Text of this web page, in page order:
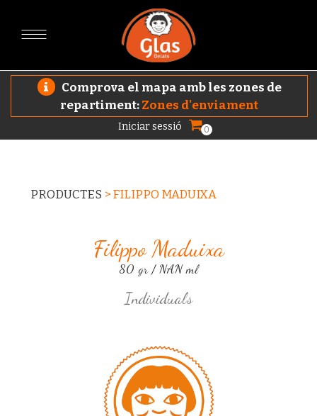
Comprova el mapa amb les zones de
repartiment:Zones d'enviament
Iniciar sessió 0
PRODUCTES > FILIPPO MADUIXA
Filippo Maduixa
80 gr / NAN ml
Individuals